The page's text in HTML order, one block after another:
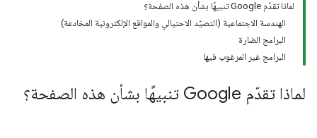
لماذا تقدّم Google تنبيهًا بشأن هذه الصفحة؟
الهندسة الاجتماعية (التصيّد الاحتيالي والمواقع الإلكترونية المخادعة)
البرامج الضارة
البرامج غير المرغوب فيها
لماذا تقدّم Google تنبيهًا بشأن هذه الصفحة؟